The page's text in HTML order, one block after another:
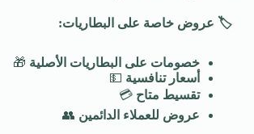
🏷️ عروض خاصة على البطاريات:
خصومات على البطاريات الأصلية 🎁
أسعار تنافسية 💵
تقسيط متاح 💳
عروض للعملاء الدائمين 👥